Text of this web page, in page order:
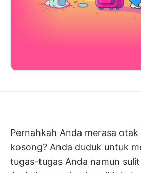
Pernahkah Anda merasa
kosong? Anda duduk untuk
tugas-tugas Anda namun